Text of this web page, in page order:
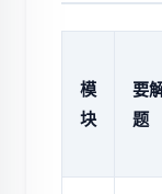
模
块
要
题